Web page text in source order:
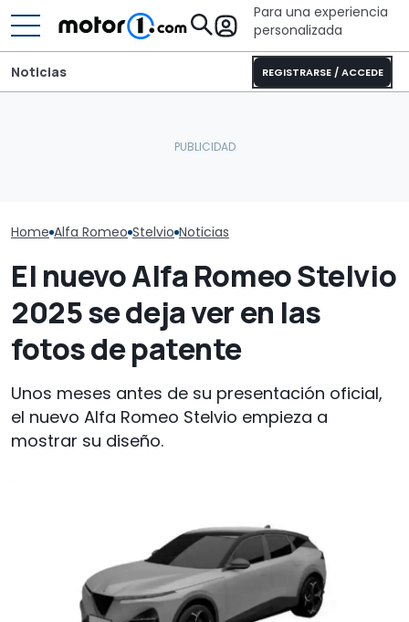
Para una experiencia
personalizada
REGISTRARSE / ACCEDE
Noticias
Home Alfa Romeo Stelvio Noticias
El nuevo Alfa Romeo Stelvio
2025 se deja ver en las
fotos de patente
Unos meses antes de su presentación oficial,
el nuevo Alfa Romeo Stelvio empieza a
mostrar su diseño.